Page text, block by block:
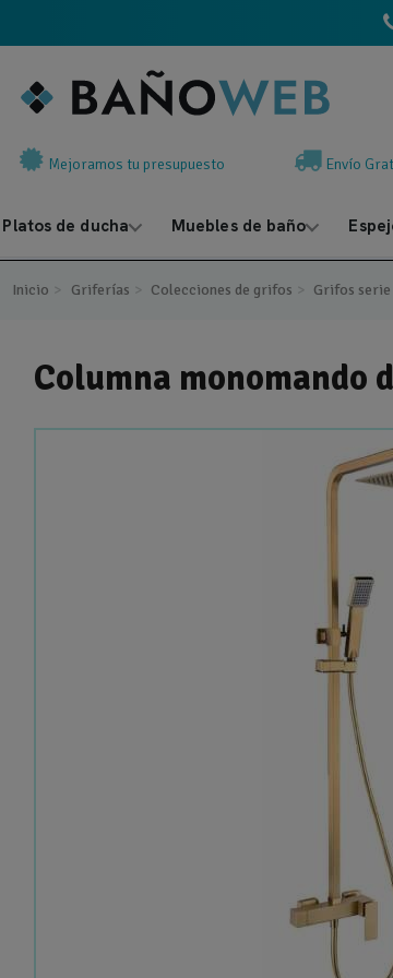
Mejoramos tu presupuesto Envío
Platos de ducha Muebles de baño
Inicio Griferías Colecciones de grifos Grifos serie
Columna monomando